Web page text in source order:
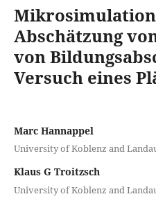
Abschätzung
von
Versuch eines
Marc Hannappel
University of Koblenz and
Klaus G Troitzsch
University of Koblenz and